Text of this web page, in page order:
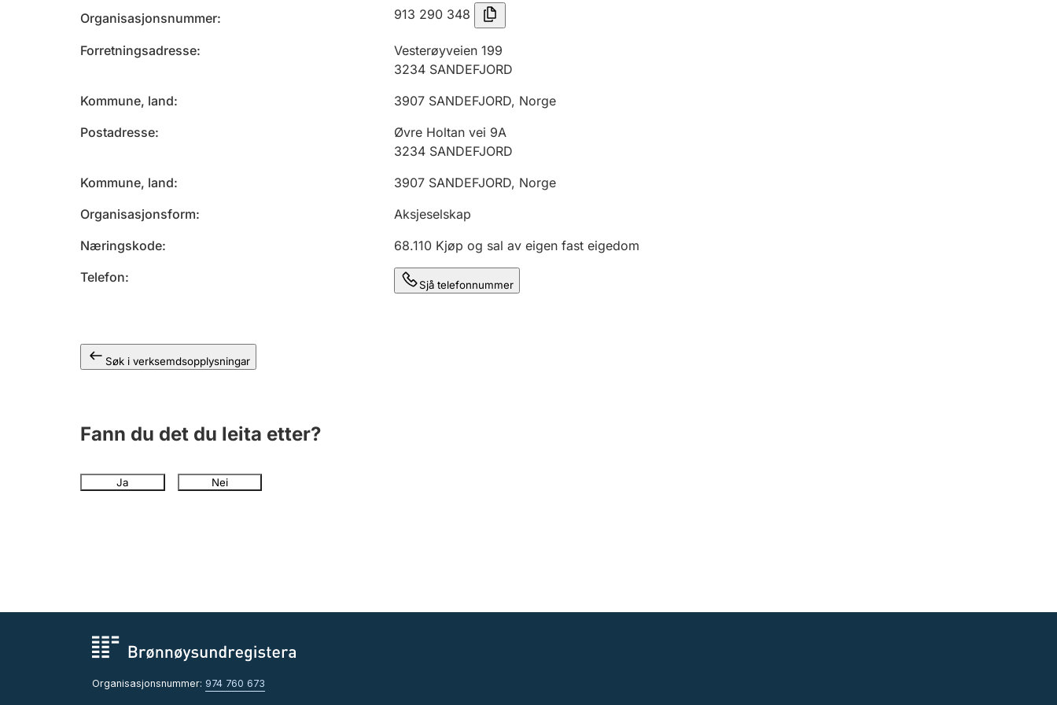
Organisasjonsnummer 913 290 348
Forretningsadresse
Vesterøyveien 199
3234 SANDEFJORD
Kommune, land
3907 SANDEFJORD, Norge
Postadresse
Øvre Holtan vei 9A
3234 SANDEFJORD
Kommune, land
3907 SANDEFJORD, Norge
Organisasjonsform
Aksjeselskap
Næringskode
68.110 Kjøp og sal av eigen fast eigedom
Telefon
Sjå telefonnummer
Søk i verksemdsopplysningar
Fann du det du leita etter?
Ja Nei
Organisasjonsnummer: 974 760 673